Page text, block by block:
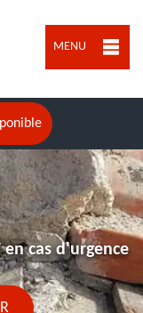
MENU
cas d'urgence